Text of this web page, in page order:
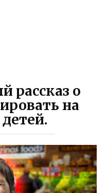
рассказ о
на